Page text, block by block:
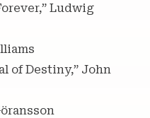
Ludwig
of Destiny,” John